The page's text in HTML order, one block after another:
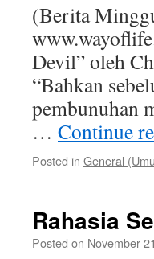
(Berita
Devil” oleh
“Bahkan
pembunuhan
… Continue
Posted in General
Rahasia
Posted on November